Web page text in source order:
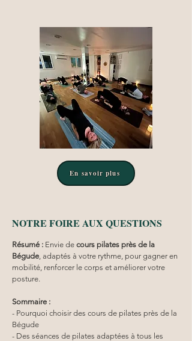
En savoir plus
NOTRE FOIRE AUX QUESTIONS
Résumé : Envie de cours pilates près de la
Bégude , adaptés à votre rythme, pour gagner en
mobilité, renforcer le corps et améliorer votre
posture.
Sommaire :
- Pourquoi choisir des cours de pilates près de la
Bégude
- Des séances de pilates adaptées à tous les